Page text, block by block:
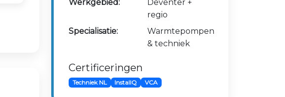
Werkgebied:
Deventer +
regio
Specialisatie:
Warmtepompen
& techniek
Certificeringen
Techniek NL InstallQ VCA